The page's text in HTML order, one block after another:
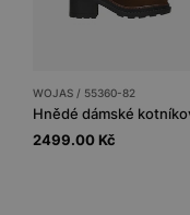
WOJAS / 55360-82
2499.00 Kč